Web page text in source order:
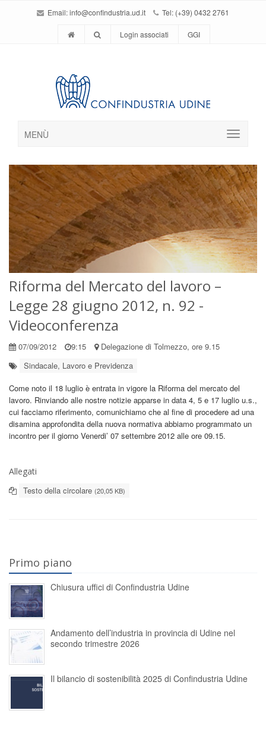
Email:info@confindustria.ud.it Tel: (+39) 0432 2761
Login associati GGI
MENÙ
Riforma del Mercato del lavoro –
Legge 28 giugno 2012, n. 92 -
Videoconferenza
07/09/2012 9:15
Delegazione di Tolmezzo, ore 9.15
Sindacale, Lavoro e Previdenza
Come noto il 18 luglio è entrata in vigore la Riforma del mercato del
lavoro. Rinviando alle nostre notizie apparse in data 4, 5 e 17 luglio u.s.,
cui facciamo riferimento, comunichiamo che al fine di procedere ad una
disamina approfondita della nuova normativa abbiamo programmato un
incontro per il giorno Venerdi’ 07 settembre 2012 alle ore 09.15.
Allegati
Testo della circolare (20,05 KB)
Primo piano
Chiusura uffici di Confindustria Udine
Andamento dell’industria in provincia di Udine nel
secondo trimestre 2026
Il bilancio di sostenibilità 2025 di Confindustria Udine